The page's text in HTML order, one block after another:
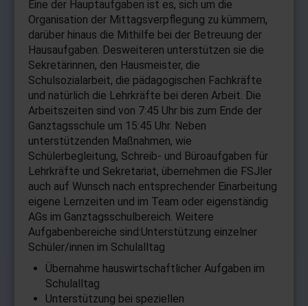
Eine der Hauptaufgaben ist es, sich um die
Organisation der Mittagsverpflegung zu kümmern,
darüber hinaus die Mithilfe bei der Betreuung der
Hausaufgaben. Desweiteren unterstützen sie die
Sekretärinnen, den Hausmeister, die
Schulsozialarbeit, die pädagogischen Fachkräfte
und natürlich die Lehrkräfte bei deren Arbeit. Die
Arbeitszeiten sind von 7:45 Uhr bis zum Ende der
Ganztagsschule um 15:45 Uhr. Neben
unterstützenden Maßnahmen, wie
Schülerbegleitung, Schreib- und Büroaufgaben für
Lehrkräfte und Sekretariat, übernehmen die FSJler
auch auf Wunsch nach entsprechender Einarbeitung
eigene Lernzeiten und im Team oder eigenständig
AGs im Ganztagsschulbereich. Weitere
Aufgabenbereiche sind:Unterstützung einzelner
Schüler/innen im Schulalltag
Übernahme hauswirtschaftlicher Aufgaben im
Schulalltag
Unterstützung bei speziellen